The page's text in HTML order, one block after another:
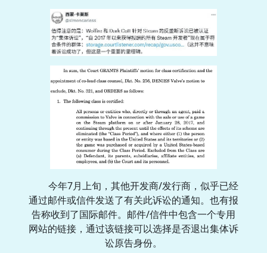
今年7月上旬，其他开发商/发行商，似乎已经
通过邮件或信件发送了有关此诉讼的通知。也有报
告称收到了国际邮件。邮件/信件中包含一个专用
网站的链接，通过该链接可以选择是否退出集体诉
讼原告身份。